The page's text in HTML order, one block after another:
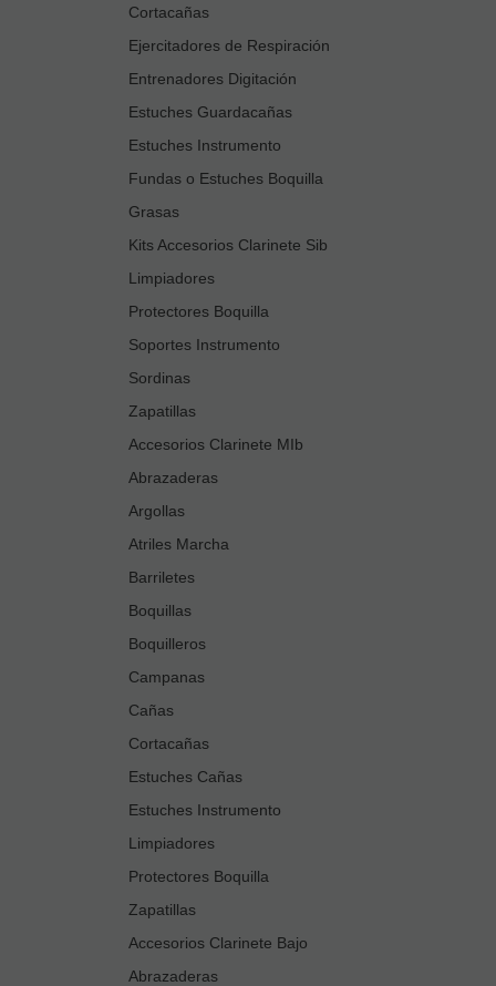
Cortacañas
Ejercitadores de Respiración
Entrenadores Digitación
Estuches Guardacañas
Estuches Instrumento
Fundas o Estuches Boquilla
Grasas
Kits Accesorios Clarinete Sib
Limpiadores
Protectores Boquilla
Soportes Instrumento
Sordinas
Zapatillas
Accesorios Clarinete MIb
Abrazaderas
Argollas
Atriles Marcha
Barriletes
Boquillas
Boquilleros
Campanas
Cañas
Cortacañas
Estuches Cañas
Estuches Instrumento
Limpiadores
Protectores Boquilla
Zapatillas
Accesorios Clarinete Bajo
Abrazaderas